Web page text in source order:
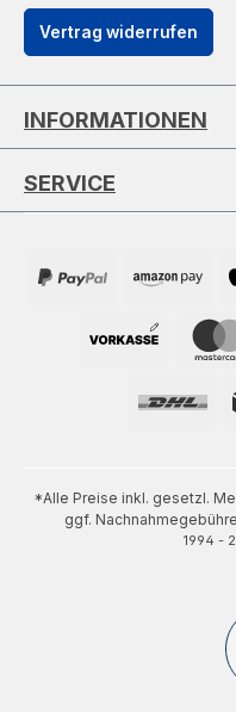
Vertrag widerrufen
INFORMATIONEN
SERVICE
*Alle Preise inkl. gesetzl.
ggf.
1994 -